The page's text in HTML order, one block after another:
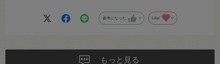
参考になった 0 Like! 0
もっと見る